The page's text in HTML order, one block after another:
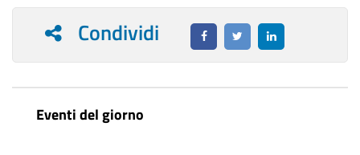
Condividi
Eventi del giorno